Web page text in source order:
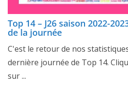
Top 14 – J26 saison 2022-
de la journée
C'est le retour de nos
dernière journée de Top 14.
sur ...